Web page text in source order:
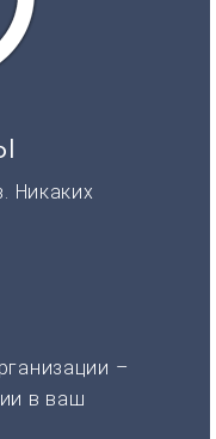
Никаких
–
в ваш